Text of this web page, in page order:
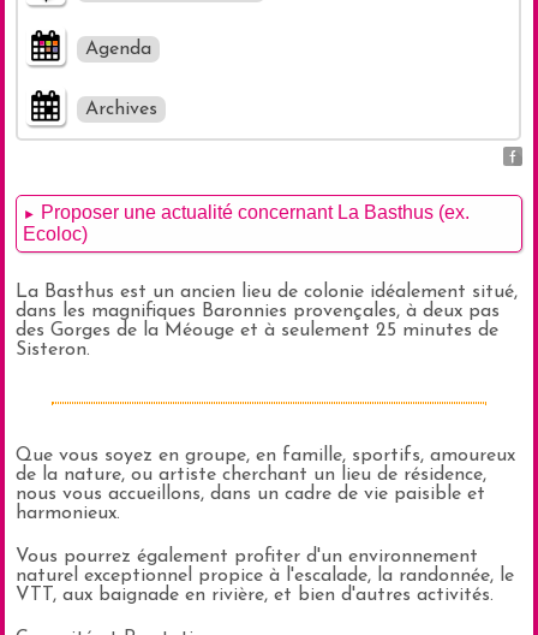
Agenda
Archives
►
Proposer une actualité concernant La Basthus (ex.
Ecoloc)
La Basthus est un ancien lieu de colonie idéalement situé,
dans les magnifiques Baronnies provençales, à deux pas
des Gorges de la Méouge et à seulement 25 minutes de
Sisteron.
Que vous soyez en groupe, en famille, sportifs, amoureux
de la nature, ou artiste cherchant un lieu de résidence,
nous vous accueillons, dans un cadre de vie paisible et
harmonieux.
Vous pourrez également profiter d'un environnement
naturel exceptionnel propice à l'escalade, la randonnée, le
VTT, aux baignade en rivière, et bien d'autres activités.